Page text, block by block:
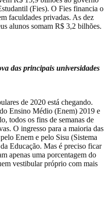
(Fies). O Fies financia o
faculdades privadas. As dez
alunos somam R$ 3,2 bilhões.
das principais universidades
de 2020 está chegando.
Ensino Médio (Enem) 2019 e
todos os fins de semanas de
O ingresso para a maioria das
Enem e pelo Sisu (Sistema
Educação. Mas é preciso ficar
apenas uma porcentagem do
vestibular próprio com mais